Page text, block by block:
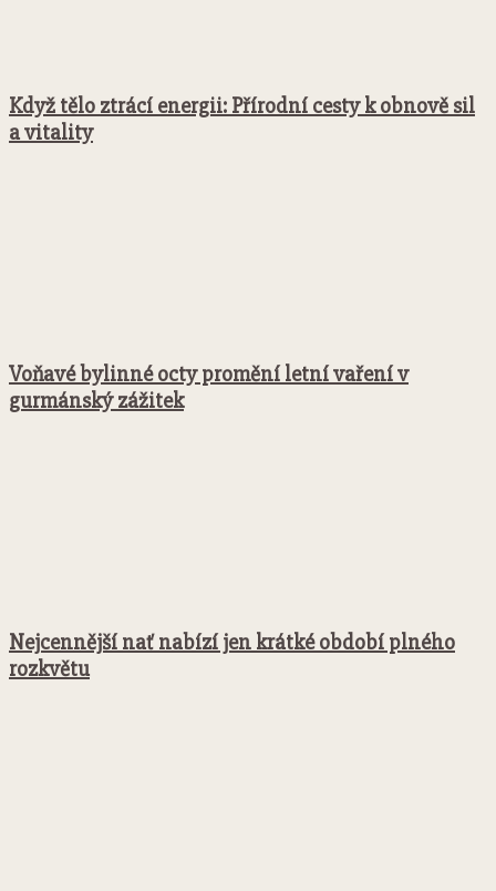
Když tělo ztrácí energii: Přírodní cesty k obnově sil
a vitality
Voňavé bylinné octy promění letní vaření v
gurmánský zážitek
Nejcennější nať nabízí jen krátké období plného
rozkvětu